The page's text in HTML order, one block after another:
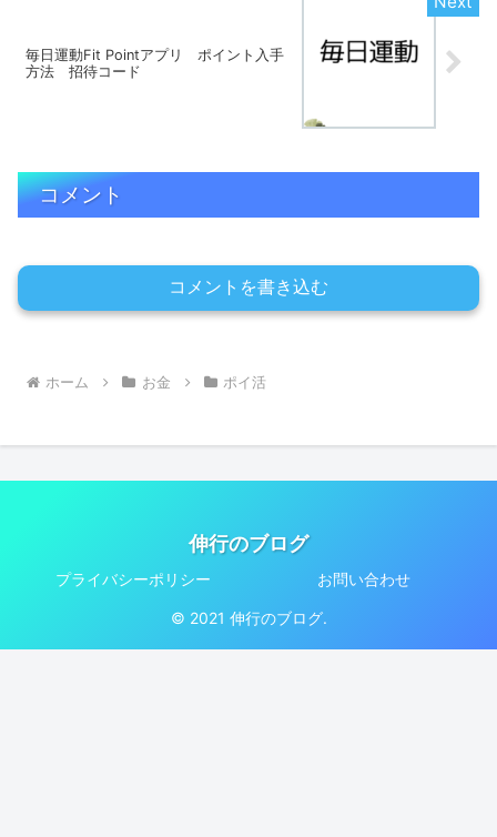
毎日運動Fit Pointアプリ ポイント入手
方法 招待コード
コメント
コメントを書き込む
ホーム お金 ポイ活
伸行のブログ
プライバシーポリシー お問い合わせ
© 2021 伸行のブログ.